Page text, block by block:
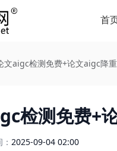
首
文aigc检测免费+论文aigc降
检测免费+
2025-09-04 02:00